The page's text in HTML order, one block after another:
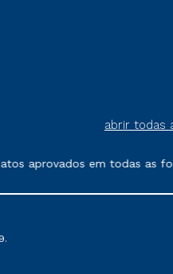
abrir todas
aprovados em todas as